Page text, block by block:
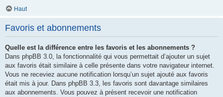
Haut
Favoris et abonnements
Quelle est la différence entre les favoris et les abonnements ?
Dans phpBB 3.0, la fonctionnalité qui vous permettait d’ajouter un sujet
aux favoris était similaire à celle présente dans votre navigateur internet.
Vous ne receviez aucune notification lorsqu’un sujet ajouté aux favoris
était mis à jour. Dans phpBB 3.3, les favoris sont davantage similaires
aux abonnements. Vous pouvez à présent recevoir une notification